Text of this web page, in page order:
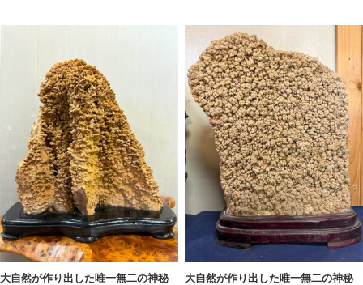
大自然が作り出した唯一無二の神秘
大自然が作り出した唯一無二の神秘